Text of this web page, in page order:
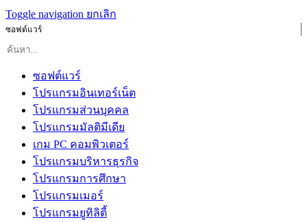
Toggle navigation ยกเลิก
ซอฟต์แวร์
ซอฟต์แวร์
โปรแกรมอินเทอร์เน็ต
โปรแกรมส่วนบุคคล
โปรแกรมมัลติมีเดีย
เกม PC คอมพิวเตอร์
โปรแกรมบริหารธุรกิจ
โปรแกรมการศึกษา
โปรแกรมเมอร์
โปรแกรมยูทิลิตี้